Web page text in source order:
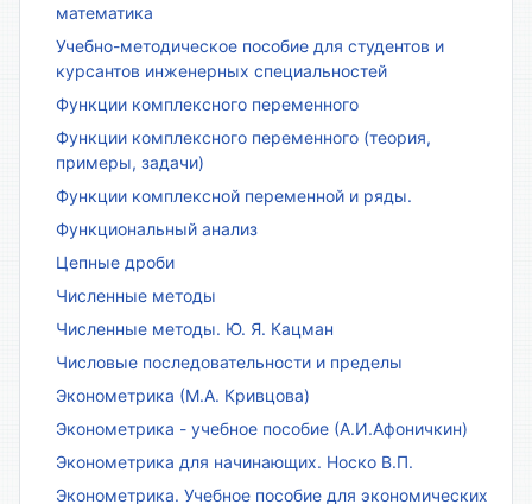
математика
Учебно-методическое пособие для студентов и
курсантов инженерных специальностей
Функции комплексного переменного
Функции комплексного переменного (теория,
примеры, задачи)
Функции комплексной переменной и ряды.
Функциональный анализ
Цепные дроби
Численные методы
Численные методы. Ю. Я. Кацман
Числовые последовательности и пределы
Эконометрика (М.А. Кривцова)
Эконометрика - учебное пособие (А.И.Афоничкин)
Эконометрика для начинающих. Носко В.П.
Эконометрика. Учебное пособие для экономических